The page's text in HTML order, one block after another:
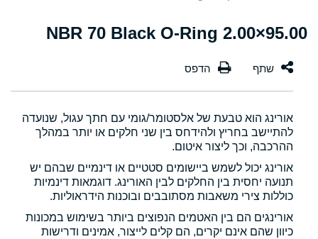
95.00×2.00 NBR 70 Black O-Ring
אורינג הוא טבעת של אלסטומר/גומי עם חתך עגול, שנועדה
להתיישב בחריץ ולהידחס בין שני חלקים או יותר במהלך
ההרכבה, וכך ליצור איטום.
אורינג יכול לשמש ביישומים סטטיים או דינמיים שבהם יש
תנועה יחסית בין החלקים לבין האורינג. דוגמאות דינמיות
כוללות צירי משאבות מסתובבים ובוכנות הידראוליות.
אורינגים הם בין האטמים הנפוצים ביותר בשימוש במכונות
כיוון שהם אינם יקרים, הם קלים לייצור, אמינים ודרישות